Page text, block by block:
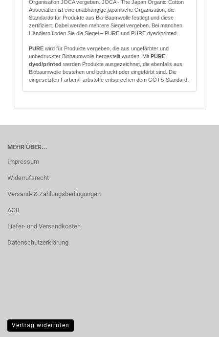
Organisation JOCA vergeben. JOCA - The Japan Organic Cotton
Association ist eine unabhängige japanische Organisation, die
Standards für Produkte aus Bio-Baumwolle festlegt und diese
zertifiziert. Dabei werden mehrere Siegel vergeben. Bei manchen
Händlern finden Sie die Siegel – PURE und PURE dyed/printed.
PURE wird für Produkte vergeben, die aus ungefärbter und
unbedruckter Biobaumwolle hergestellt wurden. Mit PURE
dyed/printed werden Produkte ausgezeichnet, die ebenfalls aus
Biobaumwolle bestehen und bedruckt oder eingefärbt sind. Die
eingesetzten Farben/Farbstoffe entsprechen dem GOTS-Standard.
MEHR ÜBER...
Impressum
Widerrufsrecht
Versand- & Zahlungsbedingungen
AGB
Liefer- und Versandkosten
Datenschutzerklärung
Vertrag widerrufen